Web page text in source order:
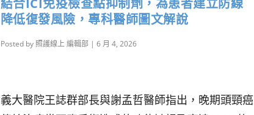
降低復發風險，專科醫師圖文解說
Posted by 照護線上 編輯部| 6 月 4, 2026
義大醫院王誌群部長與謝孟哲醫師指出，晚期頭頸癌